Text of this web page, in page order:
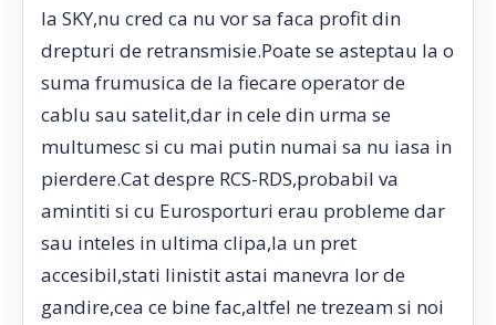
la SKY,nu cred ca nu vor sa faca profit din
drepturi de retransmisie.Poate se asteptau la o
suma frumusica de la fiecare operator de
cablu sau satelit,dar in cele din urma se
multumesc si cu mai putin numai sa nu iasa in
pierdere.Cat despre RCS-RDS,probabil va
amintiti si cu Eurosporturi erau probleme dar
sau inteles in ultima clipa,la un pret
accesibil,stati linistit astai manevra lor de
gandire,cea ce bine fac,altfel ne trezeam si noi